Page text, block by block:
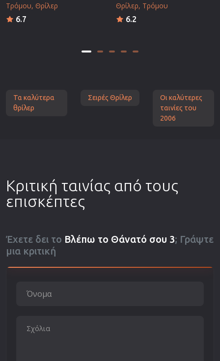
Τρόμου Θρίλερ
6.7
Θρίλερ Τρόμου
6.2
Τα καλύτερα
θρίλερ
Σειρές Θρίλερ
Οι καλύτερες
ταινίες του
2006
Κριτική ταινίας από τους
επισκέπτες
Έχετε δει το Βλέπω το Θάνατό σου 3; Γράψτε
μια κριτική